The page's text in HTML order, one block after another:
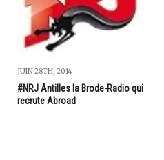
JUIN 28TH, 2014
#NRJ Antilles la Brode-Radio qui
recrute Abroad